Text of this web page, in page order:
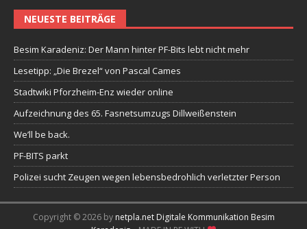
NEUESTE BEITRÄGE
Besim Karadeniz: Der Mann hinter PF-Bits lebt nicht mehr
Lesetipp: „Die Brezel“ von Pascal Cames
Stadtwiki Pforzheim-Enz wieder online
Aufzeichnung des 65. Fasnetsumzugs Dillweißenstein
We’ll be back.
PF-BITS parkt
Polizei sucht Zeugen wegen lebensbedrohlich verletzter Person
Copyright © 2026 by netpla.net Digitale Kommunikation Besim